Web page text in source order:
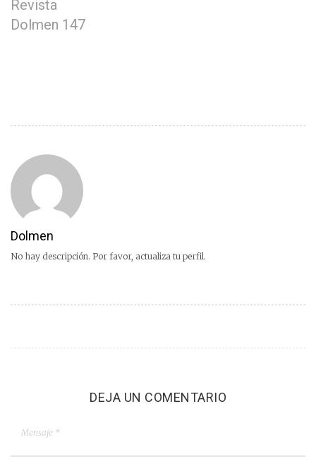
Revista
Dolmen 147
Dolmen
No hay descripción. Por favor, actualiza tu perfil.
DEJA UN COMENTARIO